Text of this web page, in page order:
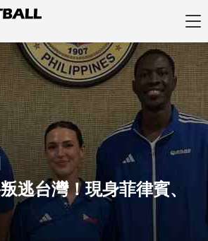
逃台灣！現身菲律賓、